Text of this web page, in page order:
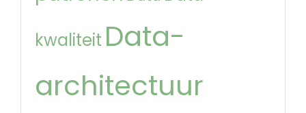
kwaliteit Data-
architectuur